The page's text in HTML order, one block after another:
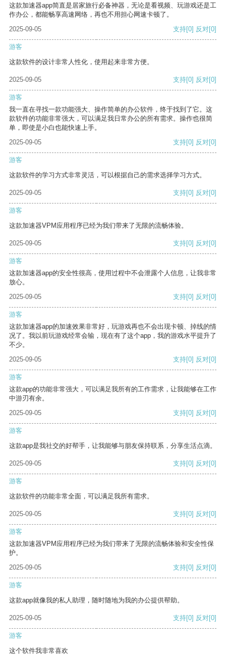
这款加速器app简直是居家旅行必备神器，无论是看视频、玩游戏还是工
作办公，都能畅享高速网络，再也不用担心网速卡顿了。
2025-09-05
支持[0] 反对[0]
游客
这款软件的设计非常人性化，使用起来非常方便。
2025-09-05 支持[0] 反对[0]
游客
我一直在寻找一款功能强大、操作简单的办公软件，终于找到了它。这
款软件的功能非常强大，可以满足我日常办公的所有需求。操作也很简
单，即使是小白也能快速上手。
2025-09-05
支持[0] 反对[0]
游客
这款软件的学习方式非常灵活，可以根据自己的需求选择学习方式。
2025-09-05 支持[0] 反对[0]
游客
这款加速器VPM应用程序已经为我们带来了无限的流畅体验。
2025-09-05 支持[0] 反对[0]
游客
这款加速器app的安全性很高，使用过程中不会泄露个人信息，让我非常
放心。
2025-09-05
支持[0] 反对[0]
游客
这款加速器app的加速效果非常好，玩游戏再也不会出现卡顿、掉线的情
况了。我以前玩游戏经常会输，现在有了这个app，我的游戏水平提升了
不少。
2025-09-05
支持[0] 反对[0]
游客
这款app的功能非常强大，可以满足我所有的工作需求，让我能够在工作
中游刃有余。
2025-09-05
支持[0] 反对[0]
游客
这款app是我社交的好帮手，让我能够与朋友保持联系，分享生活点滴。
2025-09-05 支持[0] 反对[0]
游客
这款软件的功能非常全面，可以满足我所有需求。
2025-09-05 支持[0] 反对[0]
游客
这款加速器VPM应用程序已经为我们带来了无限的流畅体验和安全性保
护。
2025-09-05
支持[0] 反对[0]
游客
这款app就像我的私人助理，随时随地为我的办公提供帮助。
2025-09-05 支持[0] 反对[0]
游客
这个软件我非常喜欢